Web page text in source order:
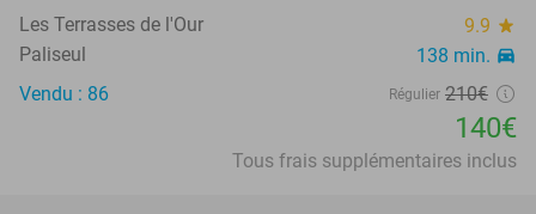
Les Terrasses de l'Our 9.9 star
Paliseul 138 min. directions_car
Vendu : 86 Régulier 210€
140€
Tous frais supplémentaires inclus